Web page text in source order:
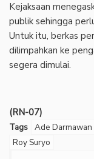
‎Kejaksaan
publik sehingga
Untuk itu, berkas
dilimpahkan ke
segera dimulai.
(RN-07)
Tags Ade Darmawan
Roy Suryo